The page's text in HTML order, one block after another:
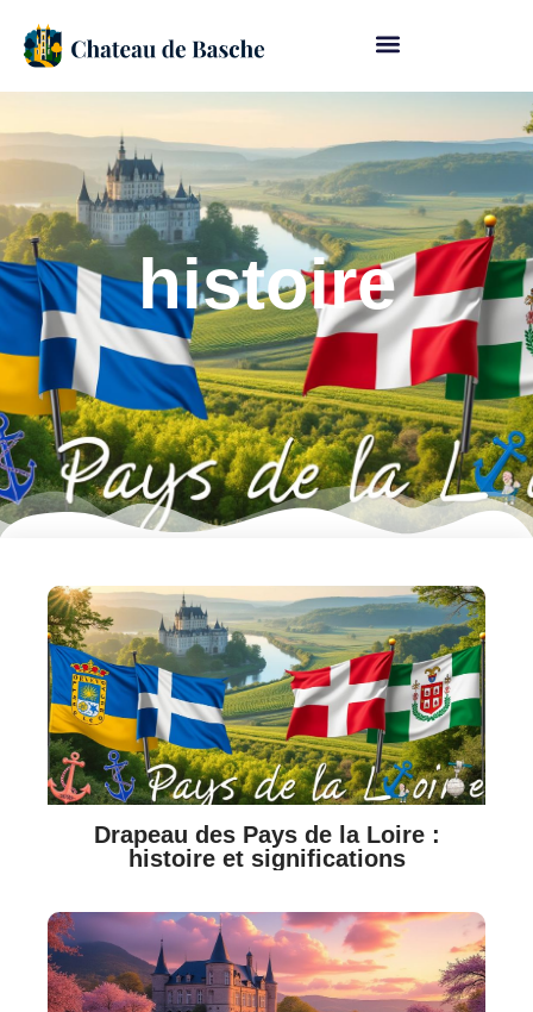
histoire
Drapeau des Pays de la Loire :
histoire et significations